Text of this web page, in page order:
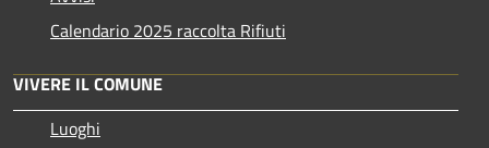
Calendario 2025 raccolta Rifiuti
VIVERE IL COMUNE
Luoghi